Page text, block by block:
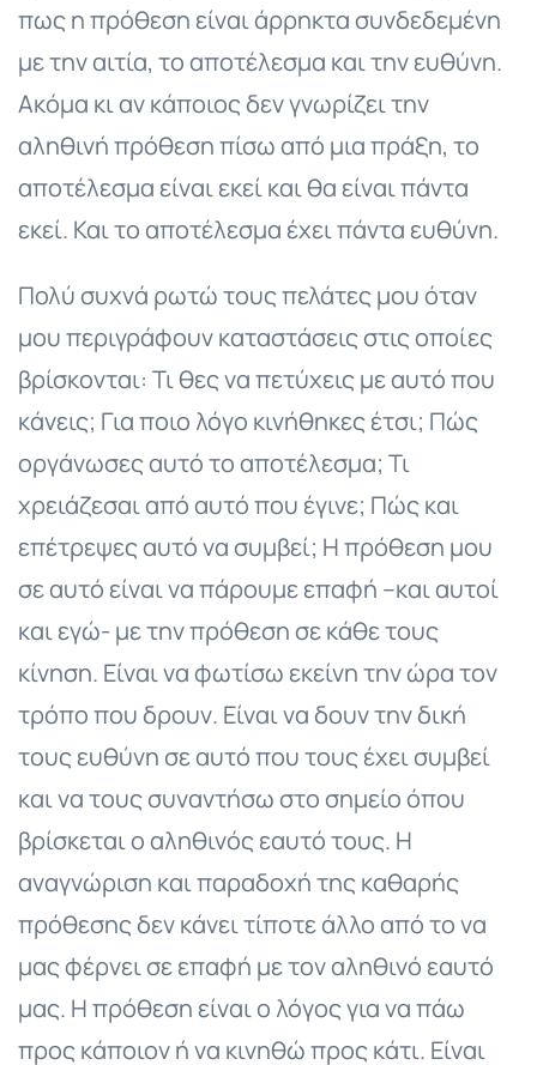
πως η πρόθεση είναι άρρηκτα συνδεδεμένη
με την αιτία, το αποτέλεσμα και την ευθύνη.
Ακόμα κι αν κάποιος δεν γνωρίζει την
αληθινή πρόθεση πίσω από μια πράξη, το
αποτέλεσμα είναι εκεί και θα είναι πάντα
εκεί. Και το αποτέλεσμα έχει πάντα ευθύνη.
Πολύ συχνά ρωτώ τους πελάτες μου όταν
μου περιγράφουν καταστάσεις στις οποίες
βρίσκονται: Τι θες να πετύχεις με αυτό που
κάνεις; Για ποιο λόγο κινήθηκες έτσι; Πώς
οργάνωσες αυτό το αποτέλεσμα; Τι
χρειάζεσαι από αυτό που έγινε; Πώς και
επέτρεψες αυτό να συμβεί; Η πρόθεση μου
σε αυτό είναι να πάρουμε επαφή –και αυτοί
και εγώ- με την πρόθεση σε κάθε τους
κίνηση. Είναι να φωτίσω εκείνη την ώρα τον
τρόπο που δρουν. Είναι να δουν την δική
τους ευθύνη σε αυτό που τους έχει συμβεί
και να τους συναντήσω στο σημείο όπου
βρίσκεται ο αληθινός εαυτό τους. Η
αναγνώριση και παραδοχή της καθαρής
πρόθεσης δεν κάνει τίποτε άλλο από το να
μας φέρνει σε επαφή με τον αληθινό εαυτό
μας. Η πρόθεση είναι ο λόγος για να πάω
προς κάποιον ή να κινηθώ προς κάτι. Είναι